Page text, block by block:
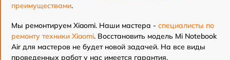
преимуществами.
Мы ремонтируем Xiaomi. Наши мастера - специалисты по
ремонту техники Xiaomi. Восстановить модель Mi Notebook
Air для мастеров не будет новой задачей. На все виды
проведенных работ у нас имеется гарантия.